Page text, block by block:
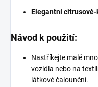
Elegantní
Návod k použití:
Nastříkejte malé
vozidla nebo na
látkové čalounění.